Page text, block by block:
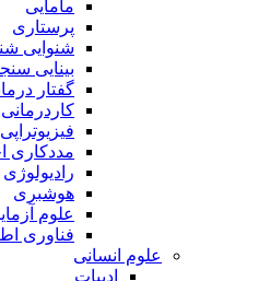
مامایی
پرستاری
شنوایی
بینایی
گفتار
کاردرمانی
فیزیوتراپی
مددکاری
رادیولوژی
هوشبری
علوم
فناوری
علوم انسانی
ادبیات